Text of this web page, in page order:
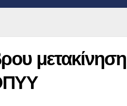
μετακίνηση